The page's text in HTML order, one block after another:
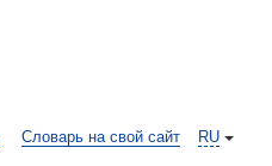
RU
Словарь на свой сайт